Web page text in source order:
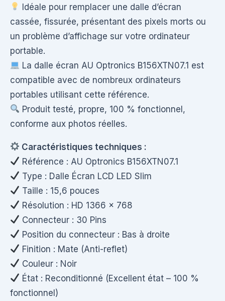
Idéale pour remplacer une dalle d’écran
cassée, fissurée, présentant des pixels morts ou
un problème d’affichage sur votre ordinateur
portable.
La dalle écran AU Optronics B156XTN07.1 est
compatible avec de nombreux ordinateurs
portables utilisant cette référence.
Produit testé, propre, 100 % fonctionnel,
conforme aux photos réelles.
Caractéristiques techniques :
Référence : AU Optronics B156XTN07.1
Type : Dalle Écran LCD LED Slim
Taille : 15,6 pouces
Résolution : HD 1366 × 768
Connecteur : 30 Pins
Position du connecteur : Bas à droite
Finition : Mate (Anti-reflet)
Couleur : Noir
État : Reconditionné (Excellent état – 100 %
fonctionnel)